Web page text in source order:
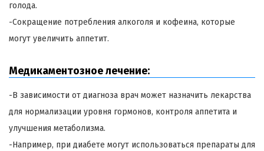
голода.
-Сокращение потребления алкоголя и кофеина, которые
могут увеличить аппетит.
Медикаментозное лечение:
-В зависимости от диагноза врач может назначить лекарства
для нормализации уровня гормонов, контроля аппетита и
улучшения метаболизма.
-Например, при диабете могут использоваться препараты для